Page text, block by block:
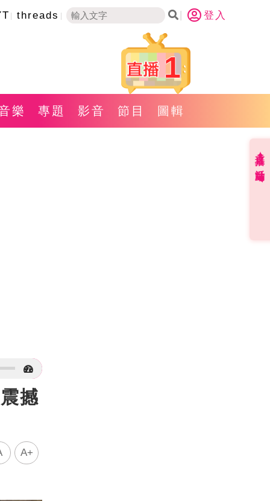
threads 登入
1
樂 專題 影音 節目 圖輯
撼
A+
直播✦活動